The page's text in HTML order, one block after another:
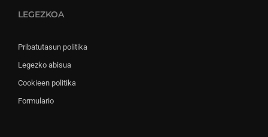
LEGEZKOA
Pribatutasun politika
Legezko abisua
Cookieen politika
Formulario